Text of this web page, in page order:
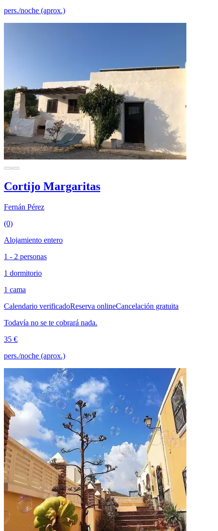
pers./noche (aprox.)
Cortijo Margaritas
Fernán Pérez
(0)
Alojamiento entero
1 - 2 personas
1 dormitorio
1 cama
Calendario verificadoReserva onlineCancelación gratuita
Todavía no se te cobrará nada.
35 €
pers./noche (aprox.)